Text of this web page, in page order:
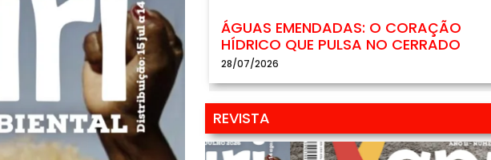
ÁGUAS EMENDADAS: O CORAÇÃO
HÍDRICO QUE PULSA NO CERRADO
28/07/2026
REVISTA